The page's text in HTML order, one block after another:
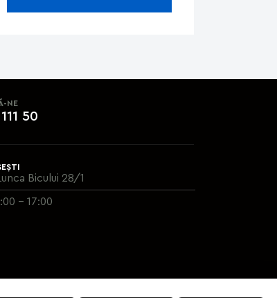
NE
50
Bicului 28/1
- 17:00